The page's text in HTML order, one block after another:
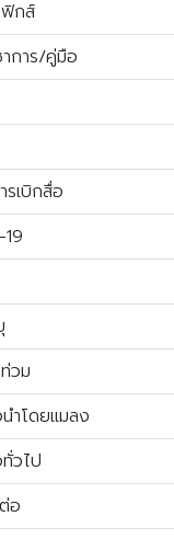
กส์
การ/คู่มือ
รเบิกสื่อ
วม
ำโดยแมลง
วไป
อ